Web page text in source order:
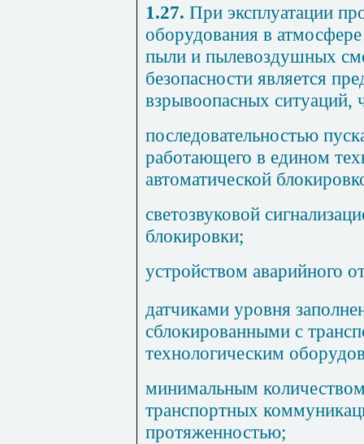
1.27. При эксплуатации
оборудования в
пыли и пылевоздушных
безопасности является
взрывоопасных ситуаций,
последовательностью
работающего в едином
автоматической
светозвуковой
блокировки;
устройством аварийного
датчиками уровня
сблокированными с
технологическим
минимальным
транспортных
протяженностью;